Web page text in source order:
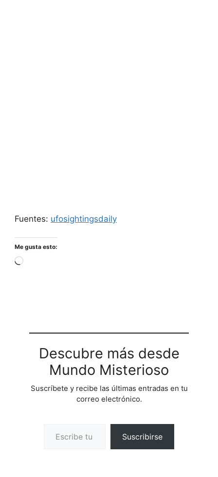
Fuentes: ufosightingsdaily
Me gusta esto:
Cargando...
Descubre más desde
Mundo Misterioso
Suscríbete y recibe las últimas entradas en tu
correo electrónico.
Suscribirse